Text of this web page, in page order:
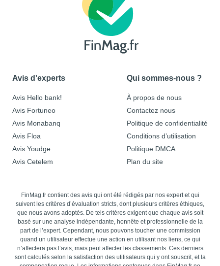
Avis d'experts
Avis Hello bank!
Avis Fortuneo
Avis Monabanq
Avis Floa
Avis Youdge
Avis Cetelem
Qui sommes-nous ?
À propos de nous
Contactez nous
Politique de confidentialité
Conditions d’utilisation
Politique DMCA
Plan du site
FinMag.fr contient des avis qui ont été rédigés par nos expert et qui
suivent les critères d’évaluation stricts, dont plusieurs critères éthiques,
que nous avons adoptés. De tels critères exigent que chaque avis soit
basé sur une analyse indépendante, honnête et professionnelle de la
part de l’expert. Cependant, nous pouvons toucher une commission
quand un utilisateur effectue une action en utilisant nos liens, ce qui
n’affectera pas l’avis, mais peut affecter les classements. Ces derniers
sont calculés selon la satisfaction des utilisateurs qui y ont souscrit, et la